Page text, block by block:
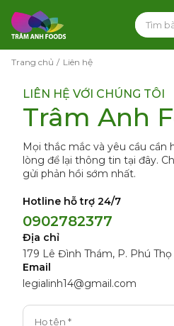
Trang chủ Liên hệ
LIÊN HỆ VỚI CHÚNG TÔI
Trâm Anh
Mọi thắc mắc và yêu cầu cần
lòng để lại thông tin tại đây.
gửi phản hồi sớm nhất.
Hotline hỗ trợ 24/7
0902782377
Địa chỉ
179 Lê Đình Thám, P. Phú Thọ
Email
legialinh14@gmail.com